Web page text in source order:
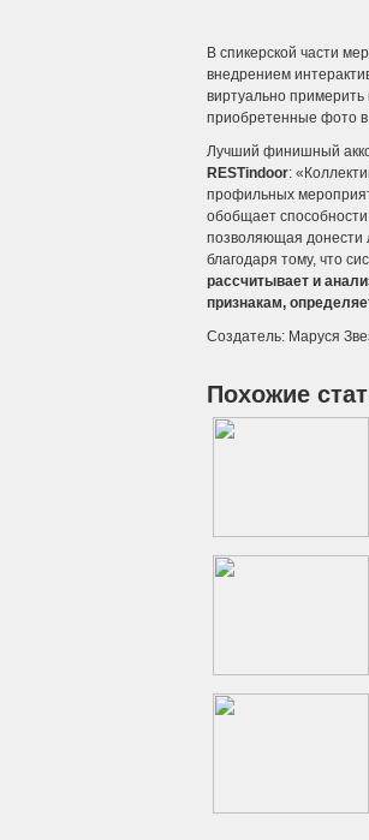
В спикерской части
внедрением
виртуально
приобретенные фото в
Лучший финишный
RESTindoor:
профильных
обобщает
позволяющая донести
благодаря тому, что
рассчитывает и
признакам,
Создатель: Маруся
Похожие